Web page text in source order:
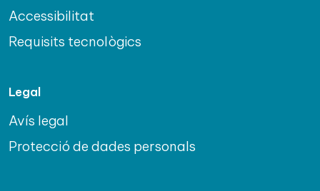
Accessibilitat
Requisits tecnològics
Legal
Avís legal
Protecció de dades personals